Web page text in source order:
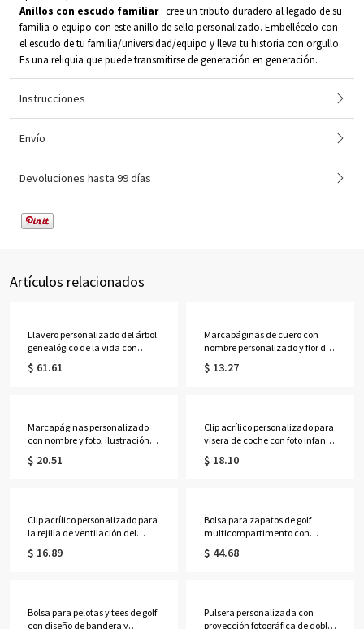
Anillos con escudo familiar: cree un tributo duradero al legado de su
familia o equipo con este anillo de sello personalizado. Embellécelo con
el escudo de tu familia/universidad/equipo y lleva tu historia con orgullo.
Es una reliquia que puede transmitirse de generación en generación.
Instrucciones
Envío
Devoluciones hasta 99 días
Artículos relacionados
Llavero personalizado del árbol
genealógico de la vida con
nombres de 1 a 13 niños
$ 61.61
Marcapáginas de cuero con
nombre personalizado y flor de
nacimiento en acuarela, clip
magnético para marcapáginas,
libros/lectores/mujeres.
$ 13.27
Marcapáginas personalizado
con nombre y foto, ilustración
de chica negra a la moda con
borla, accesorio de lectura de
$ 20.51
Clip acrílico personalizado para
visera de coche con foto infantil
"Despacio, papá", decoración
de pequeño policía, accesorios
$ 18.10
Clip acrílico personalizado para
la rejilla de ventilación del
coche con foto infantil
"Despacio, papá", decoración
marido/papá.
$ 16.89
Bolsa para zapatos de golf
multicompartimento con
nombre personalizado, diseño
de pelota de golf y bandera de
golf.
$ 44.68
Bolsa para pelotas y tees de golf
con diseño de bandera y
Pulsera personalizada con
proyección fotográfica de doble